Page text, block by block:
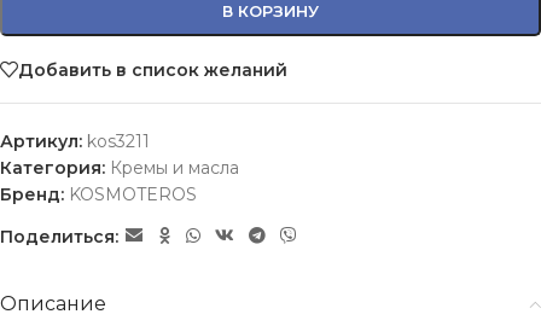
В КОРЗИНУ
Добавить в список желаний
Артикул: kos3211
Категория: Кремы и масла
Бренд: KOSMOTEROS
Поделиться:
Описание